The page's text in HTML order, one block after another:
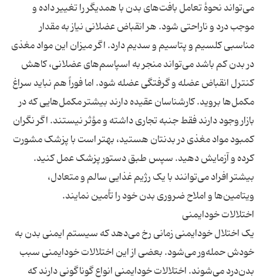
می‌تواند نحوهٔ تعامل بافت‌های بدن با همدیگر را تغییر داده و
موجب درد و ناراحتی شود. هر انقباض عضلانی نیاز به مقدار
مناسبی کلسیم و پتاسیم و سدیم دارد. اگر میزان این مواد مغذی
در بدن کم باشد می‌تواند منجر به اسپاسم‌های عضلانی، کاهش
کنترل انقباض عضله و گرفتگی عضله شود. اما فوراً هم نباید سراغ
مکمل‌ها بروید. کارشناسان عقیده دارند بیشتر مکمل‌هایی که در
بازار وجود دارند فقط جنبه تجاری داشته و مؤثر نیستند. اگر نگران
کمبود مواد مغذی در بدنتان هستید، بهتر است با پزشک مشورت
کرده و آزمایش دهید. سپس طبق دستور پزشک عمل کنید.
بیشتر افراد می‌توانند با یک رژیم غذایی سالم و متعادل،
یک اختلال خودایمنی زمانی رخ می‌دهد که سیستم ایمنی بدن به
خودش حمله‌ور می‌شود. بعضی از این اختلالات خودایمنی سبب
بدن‌درد می‌شوند. اختلالات خودایمنی انواع گوناگونی دارند که